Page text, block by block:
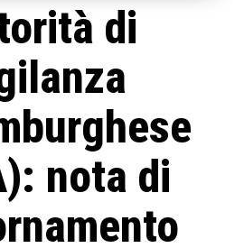
di
nota di